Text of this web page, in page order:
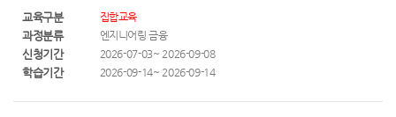
교육구분 집합교육
과정분류 엔지니어링 금융
신청기간 2026-07-03~ 2026-09-08
학습기간 2026-09-14~ 2026-09-14